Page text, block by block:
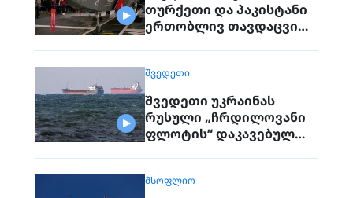
თურქეთი და პაკისტანი
ერთობლივ თავდაცვით
ᲨᲕᲔᲓᲔᲗᲘ
შვედეთი უკრაინას
რუსული „ჩრდილოვანი
ფლოტის“ დაკავებულ
ᲛᲡᲝᲤᲚᲘᲝ